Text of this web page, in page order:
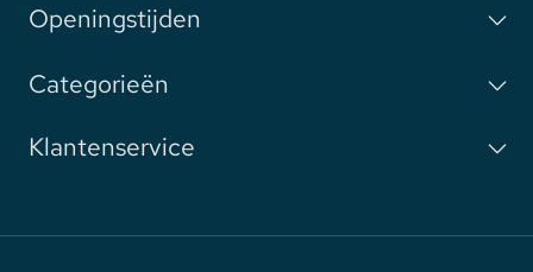
Openingstijden
Categorieën
Klantenservice